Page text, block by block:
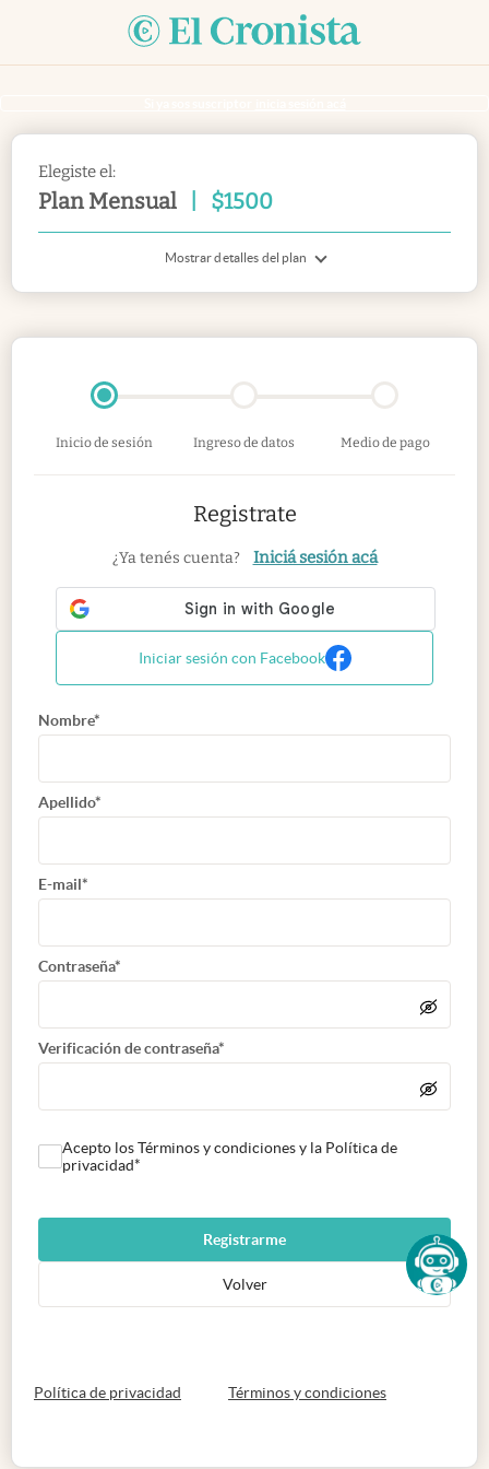
Elegiste el:
Plan Mensual $1500
Mostrar detalles del plan
Inicio de sesión Ingreso de datos Medio de pago
Registrate
¿Ya tenés cuenta? Iniciá sesión acá
Iniciar sesión con Facebook
Nombre*
Apellido*
E-mail*
Contraseña*
Verificación de contraseña*
Acepto los Términos y condiciones y la Política de
privacidad*
Registrarme
Volver
Política de privacidad abre en nueva pestaña
Términos y condicionesabre en nueva